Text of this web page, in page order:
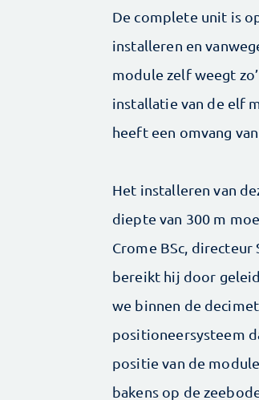
De complete unit is
installeren en
module zelf weegt
installatie van de elf
heeft een omvang
Het installeren van
diepte van 300 m
Crome BSc, directeur
bereikt hij door
we binnen de
positioneersysteem
positie van de
bakens op de